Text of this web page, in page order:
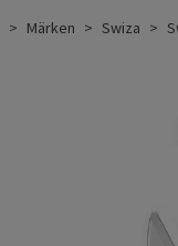
Märken Swiza